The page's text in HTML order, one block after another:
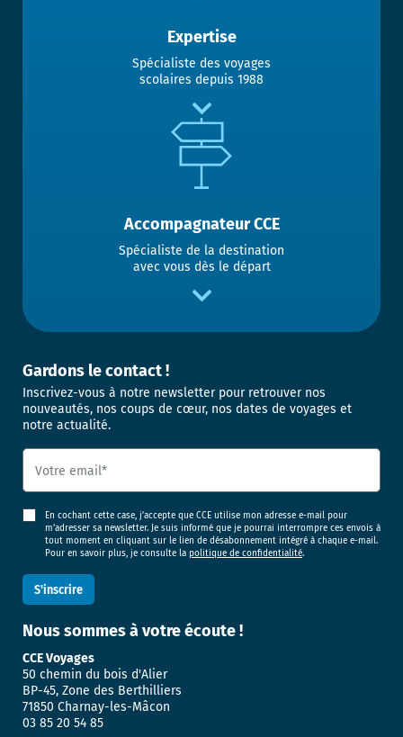
Expertise
Spécialiste des voyages
scolaires depuis 1988
Accompagnateur CCE
Spécialiste de la destination
avec vous dès le départ
Gardons le contact !
Inscrivez-vous à notre newsletter pour retrouver nos
nouveautés, nos coups de cœur, nos dates de voyages et
notre actualité.
En cochant cette case, j’accepte que CCE utilise mon adresse e-mail pour
m’adresser sa newsletter. Je suis informé que je pourrai interrompre ces envois à
tout moment en cliquant sur le lien de désabonnement intégré à chaque e-mail.
Pour en savoir plus, je consulte la politique de confidentialité.
Nous sommesà votre écoute !
CCE Voyages
50 chemin du bois d'Alier
BP-45, Zone des Berthilliers
71850 Charnay-les-Mâcon
03 85 20 54 85